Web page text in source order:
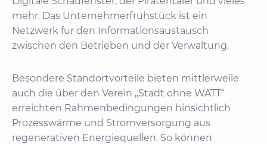
mehr. Das Unternehmerfrühstück ist ein
Netzwerk für den Informationsaustausch
zwischen den Betrieben und der Verwaltung.
Besondere Standortvorteile bieten mittlerweile
auch die über den Verein „Stadt ohne WATT“
erreichten Rahmenbedingungen hinsichtlich
Prozesswärme und Stromversorgung aus
regenerativen Energiequellen. So können